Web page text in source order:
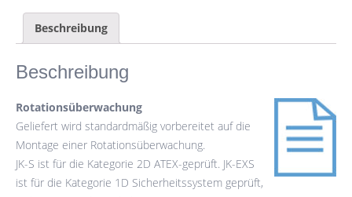
Beschreibung
Beschreibung
Rotationsüberwachung
Geliefert wird standardmäßig vorbereitet auf die
Montage einer Rotationsüberwachung.
JK-S ist für die Kategorie 2D ATEX-geprüft. JK-EXS
ist für die Kategorie 1D Sicherheitssystem geprüft,